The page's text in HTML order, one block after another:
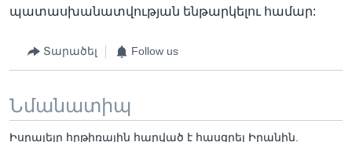
պատասխանատվության ենթարկելու համար:
Տարածել Follow us
Նմանատիպ
Իսրայելը հրթիռային հարված է հասցրել Իրանին.